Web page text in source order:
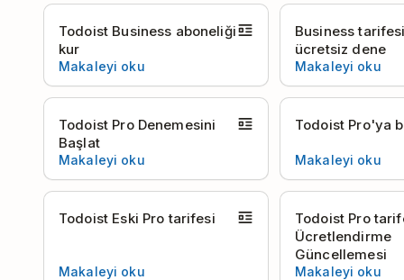
Todoist Business aboneliği
kur
Makaleyi oku
Business
ücretsiz dene
Makaleyi oku
Todoist Pro Denemesini
Başlat
Makaleyi oku
Todoist Pro'ya
Makaleyi oku
Todoist Eski Pro tarifesi
Makaleyi oku
Todoist Pro
Ücretlendirme
Güncellemesi
Makaleyi oku